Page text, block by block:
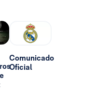
Comunicado
Oficial